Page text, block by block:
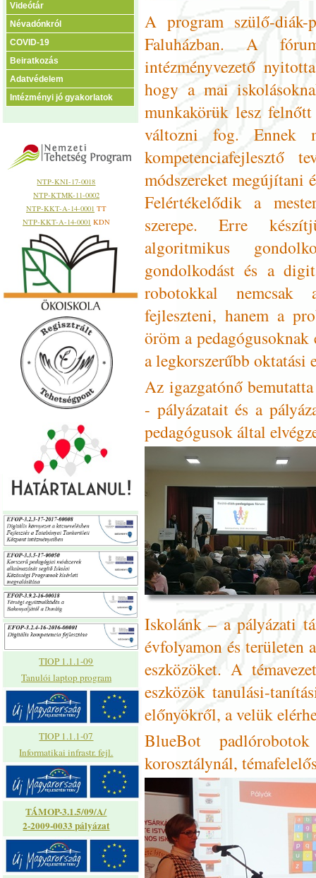
Videótár
Névadónkról
COVID-19
Beiratkozás
Adatvédelem
Intézményi jó gyakorlatok
NTP-KNI-17-0018
NTP-KTMK-11-0002
NTP-KKT-A-14-0001 TT
NTP-KKT-A-14-0001 KDN
TIOP 1.1.1-09
Tanulói laptop program
TIOP 1.1.1-07
Informatikai infrastr. fejl.
TÁMOP-3.1.5/09/A/
2-2009-0033 pályázat
A program szülő-diák-
Faluházban. A
intézményvezető
hogy a mai
munkakörük lesz
változni fog. Ennek
kompetenciafejlesztő
módszereket megújítani
Felértékelődik a
szerepe. Erre
algoritmikus
gondolkodást és a
robotokkal nemcsak
fejleszteni, hanem a
öröm a
a legkorszerűbb oktatási
Az igazgatónő
- pályázatait és a
pedagógusok által
Iskolánk – a pályázati
évfolyamon és területen
eszközöket. A
eszközök tanulási-
előnyökről, a velük
BlueBot
korosztálynál,